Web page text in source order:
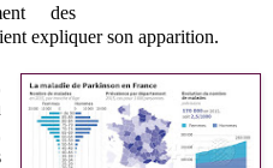
des
expliquer son apparition.